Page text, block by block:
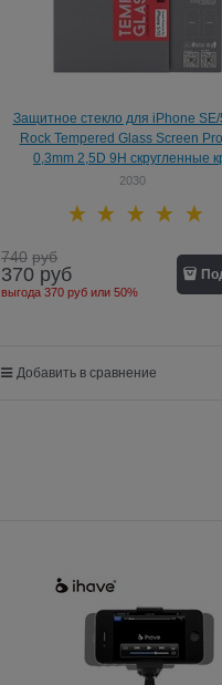
Защитное стекло для iPhone SE/
Rock Tempered Glass Screen
0,3mm 2,5D 9H скругленные
2030
740 руб
370 руб
выгода 370 руб или 50%
Добавить в сравнение